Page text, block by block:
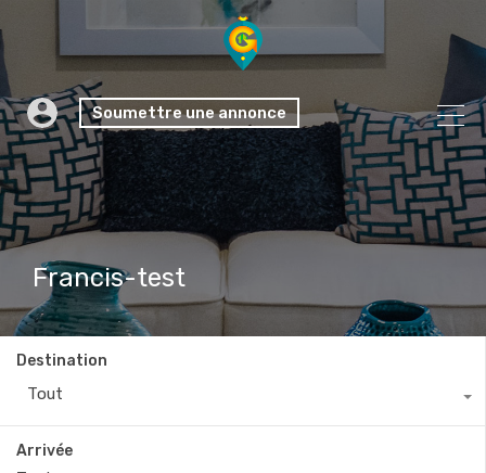
Soumettre une annonce
Francis-test
Destination
Tout
Arrivée